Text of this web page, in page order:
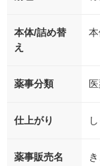
本体/詰め替
え
薬事分類
仕上がり
薬事販売名